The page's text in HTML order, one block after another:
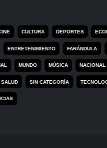
CULTURA DEPORTES
ENTRETENIMIENTO FARÁNDULA
MUNDO MÚSICA NACIONAL
SALUD SIN CATEGORÍA